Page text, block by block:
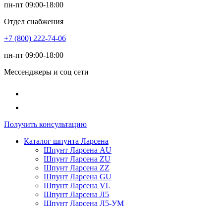
пн-пт 09:00-18:00
Отдел снабжения
+7 (800) 222-74-06
пн-пт 09:00-18:00
Мессенджеры и соц сети
Получить консультацию
Каталог шпунта Ларсена
Шпунт Ларсена AU
Шпунт Ларсена ZU
Шпунт Ларсена ZZ
Шпунт Ларсена GU
Шпунт Ларсена VL
Шпунт Ларсена Л5
Шпунт Ларсена Л5-УМ